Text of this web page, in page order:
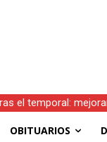
el temporal:
OBITUARIOS